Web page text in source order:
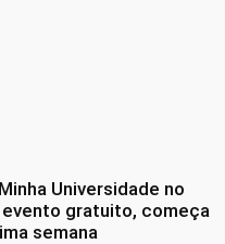
Universidade no
evento gratuito, começa
semana